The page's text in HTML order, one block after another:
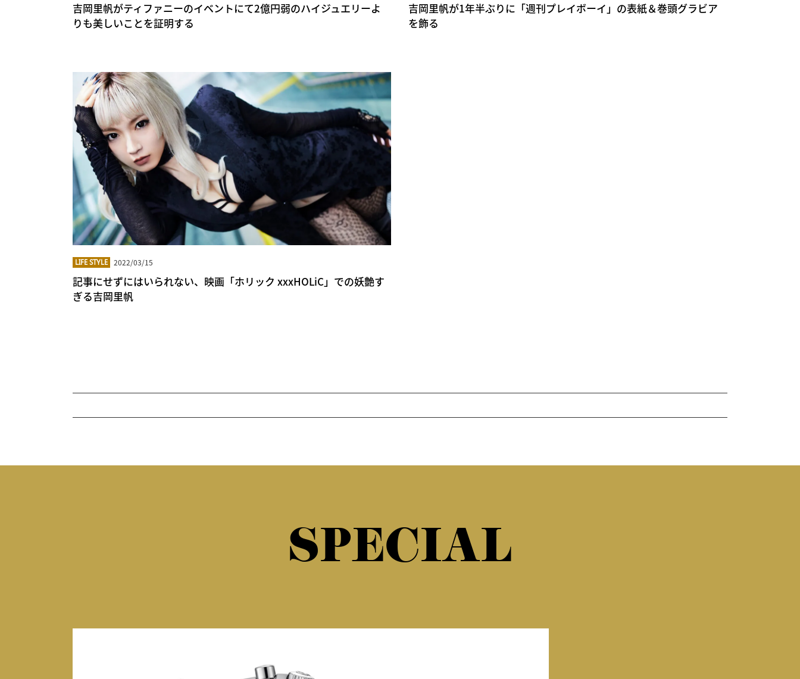
吉岡里帆がティファニーのイベントにて2億円弱のハイジュエリーよ
りも美しいことを証明する
吉岡里帆が1年半ぶりに「週刊プレイボーイ」の表紙＆巻頭グラビア
を飾る
LIFE STYLE 2022/03/15
記事にせずにはいられない、映画「ホリック xxxHOLiC」での妖艶す
ぎる吉岡里帆
SPECIAL